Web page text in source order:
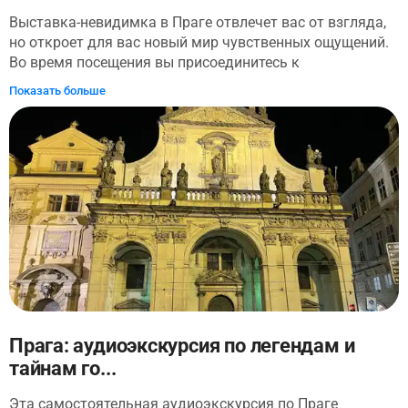
Выставка-невидимка в Праге отвлечет вас от взгляда,
но откроет для вас новый мир чувственных ощущений.
Во время посещения вы присоединитесь к
профессиональному гиду с нарушениями зрения,
который проведет вас через весь путь. Проходя через
Невидимую выставку, вы станете более гармоничными
с другими чувствами. Возможно, это не обычный
музейный опыт, но эта потеря зрения может открыть
вам глаза на то, как прекрасен мир, даже если исчезло
одно чувство. По пути вы услышите говорящие часы,
почувствуете машинку Брайля и узнаете, какие
устройства используются слепыми людьми.
Показать больше
Прага: аудиоэкскурсия по легендам и
тайнам го...
Эта самостоятельная аудиоэкскурсия по Праге